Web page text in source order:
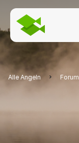
Alle Angeln Forum